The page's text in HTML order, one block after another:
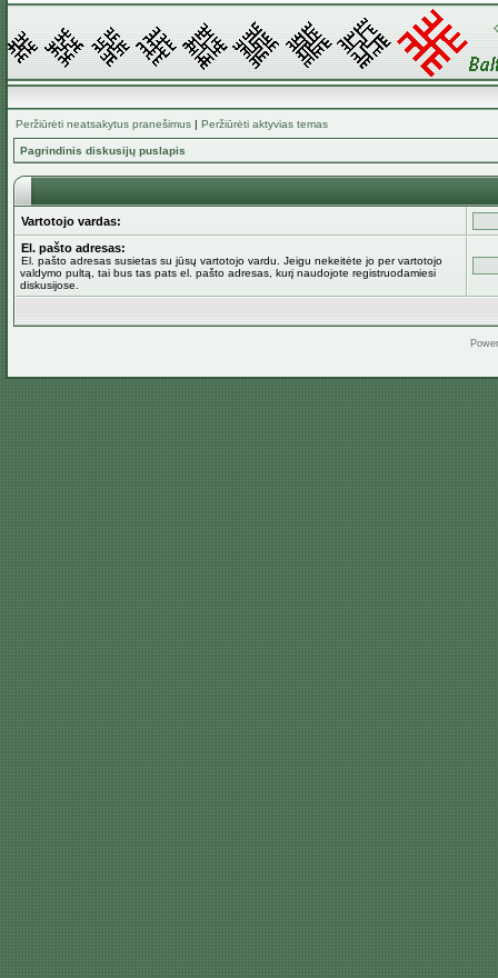
Peržiūrėti neatsakytus pranešimus | Peržiūrėti aktyvias temas
Pagrindinis diskusijų puslapis
Vartotojo vardas:
El. pašto adresas:
El. pašto adresas susietas su jūsų vartotojo vardu. Jeigu nekeitėte jo per vartotojo
valdymo pultą, tai bus tas pats el. pašto adresas, kurį naudojote registruodamiesi
diskusijose.